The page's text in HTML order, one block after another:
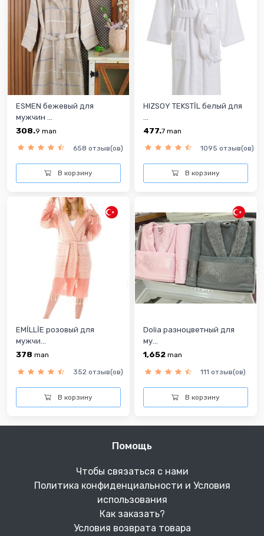
ESMEN бежевый для
мужчин ...
308.9 man
658 отзыв(ов)
В корзину
HIZSOY TEKSTİL белый для
477.7 man
1095 отзыв(ов)
В корзину
EMİLLİE розовый для
мужчи...
378 man
352 отзыв(ов)
В корзину
Dolia разноцветный для
му...
1,652 man
111 отзыв(ов)
В корзину
Помощь
Чтобы связаться с нами
Политика конфиденциальности и Условия
использования
Как заказать?
Условия возврата товара